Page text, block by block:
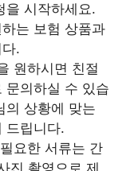
을 시작하세요.
는 보험 상품과
.
원하시면 친절
문의하실 수 있습
의 상황에 맞는
드립니다.
요한 서류는 간